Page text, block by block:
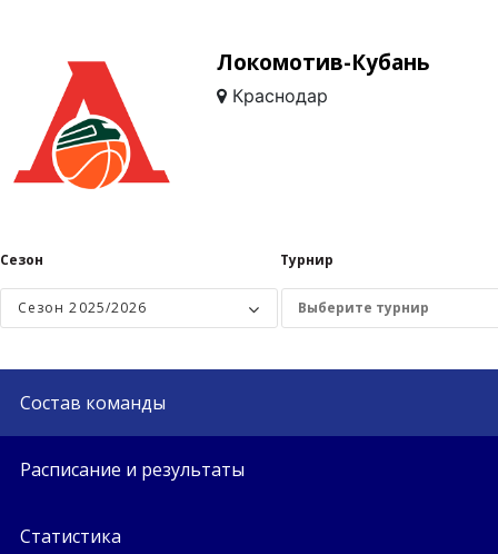
Локомотив-Кубань
Краснодар
Сезон
Сезон 2025/2026
Турнир
Состав команды
Расписание и результаты
Статистика